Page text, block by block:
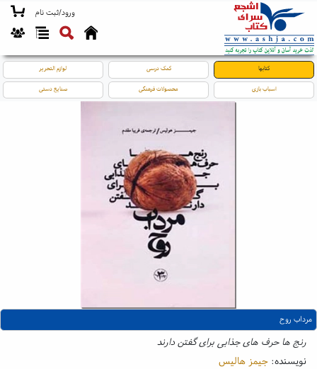
ورود/ثبت نام
کتابها کمک درسی لوازم التحریر
اسباب بازی محصولات فرهنگی صنایع دستی
مرداب روح
رنج ها حرف های جذابی برای گفتن دارند
نویسنده: جیمز هالیس